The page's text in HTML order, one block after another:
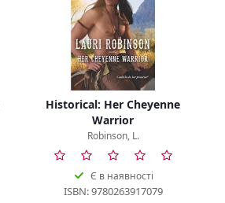
Historical: Her Cheyenne
Warrior
Robinson, L.
Є в наявності
ISBN: 9780263917079